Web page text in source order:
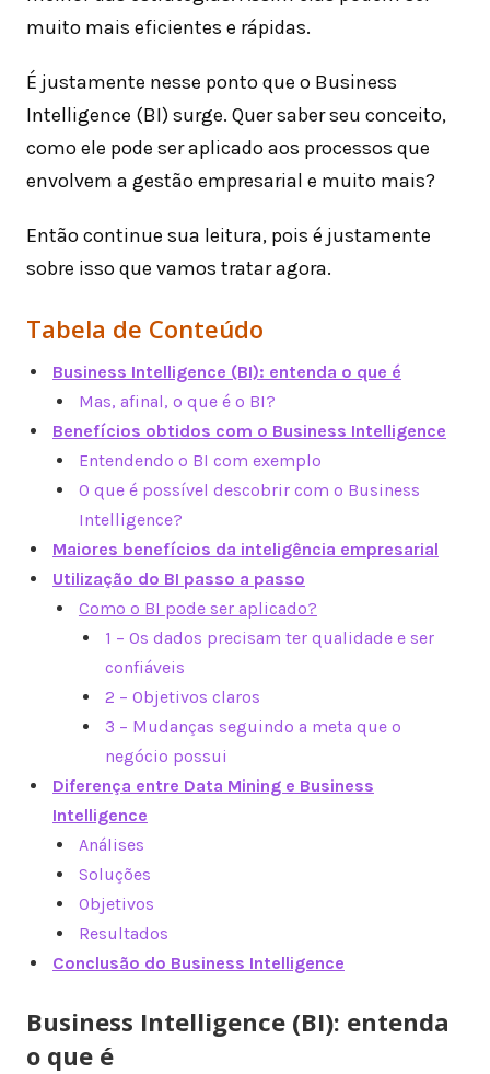
muito mais eficientes e rápidas.
É justamente nesse ponto que o Business
Intelligence (BI) surge. Quer saber seu conceito,
como ele pode ser aplicado aos processos que
envolvem a gestão empresarial e muito mais?
Então continue sua leitura, pois é justamente
sobre isso que vamos tratar agora.
Tabela de Conteúdo
Business Intelligence (BI): entenda o que é
Mas, afinal, o que é o BI?
Benefícios obtidos com o Business Intelligence
Entendendo o BI com exemplo
O que é possível descobrir com o Business
Intelligence?
Maiores benefícios da inteligência empresarial
Utilização do BI passo a passo
Como o BI pode ser aplicado?
1 – Os dados precisam ter qualidade e ser
confiáveis
2 – Objetivos claros
3 – Mudanças seguindo a meta que o
negócio possui
Diferença entre Data Mining e Business
Intelligence
Análises
Soluções
Objetivos
Resultados
Conclusão do Business Intelligence
Business Intelligence (BI): entenda
o que é